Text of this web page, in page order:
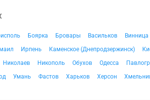
Боярка Бровары Васильков Винница
Ирпень Каменское (Днепродзержинск)
Николаев Никополь Обухов Одесса
Умань Фастов Харьков Херсон